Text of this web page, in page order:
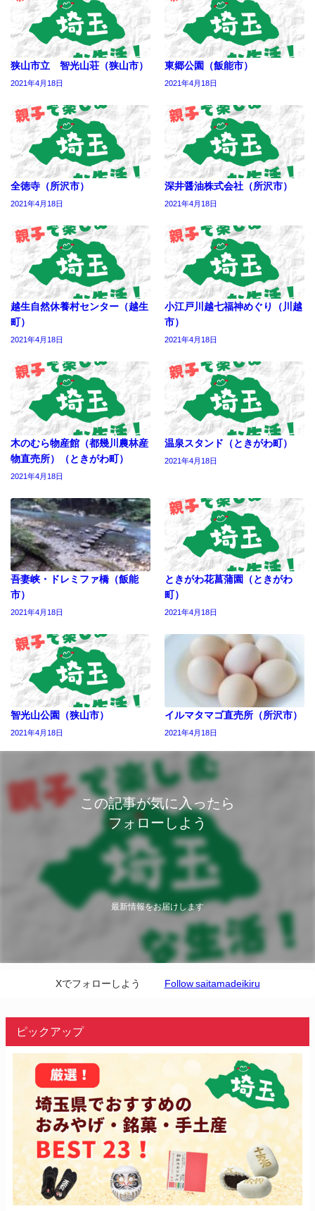
狭山市立 智光山荘（狭山市）
2021年4月18日
東郷公園（飯能市）
2021年4月18日
全徳寺（所沢市）
2021年4月18日
深井醤油株式会社（所沢市）
2021年4月18日
越生自然休養村センター（越生
町）
2021年4月18日
小江戸川越七福神めぐり（川越
市）
2021年4月18日
木のむら物産館（都幾川農林産
物直売所）（ときがわ町）
2021年4月18日
温泉スタンド（ときがわ町）
2021年4月18日
吾妻峡・ドレミファ橋（飯能
市）
2021年4月18日
ときがわ花菖蒲園（ときがわ
町）
2021年4月18日
智光山公園（狭山市）
2021年4月18日
イルマタマゴ直売所（所沢市）
2021年4月18日
この記事が気に入ったら
フォローしよう
最新情報をお届けします
Xでフォローしよう Follow saitamadeikiru
ピックアップ